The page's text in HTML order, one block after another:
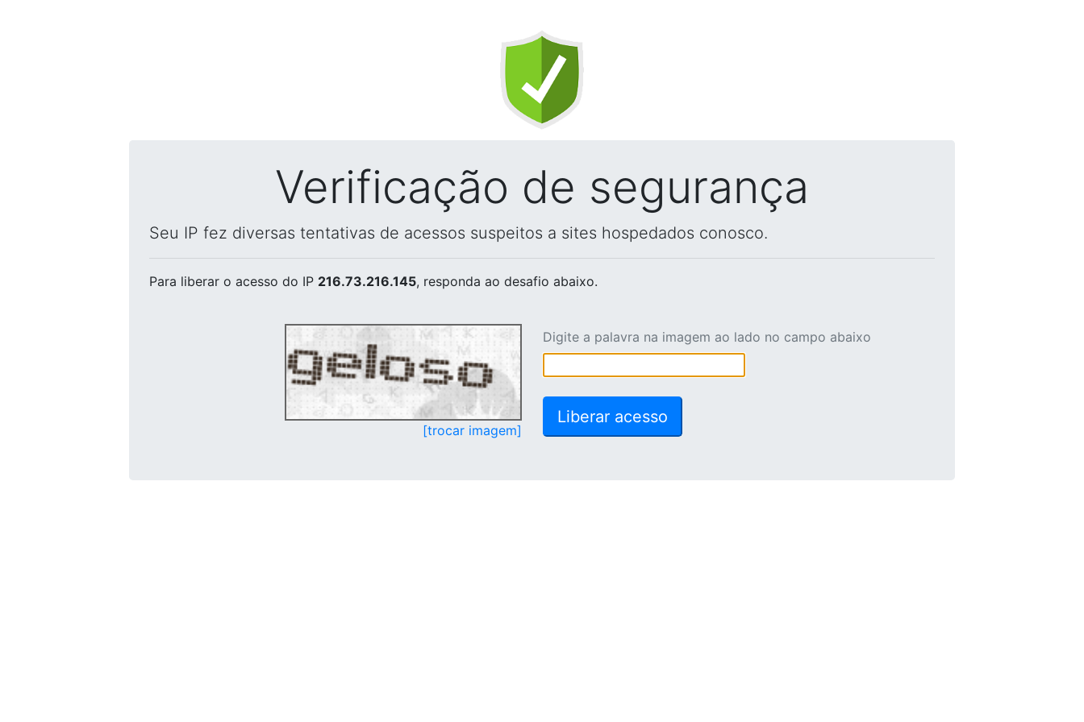
Verificação de segurança
Seu IP fez diversas tentativas de acessos suspeitos a sites hospedados conosco.
Para liberar o acesso do IP 216.73.216.145, responda ao desafio abaixo.
[trocar imagem]
Digite a palavra na imagem ao lado no campo abaixo